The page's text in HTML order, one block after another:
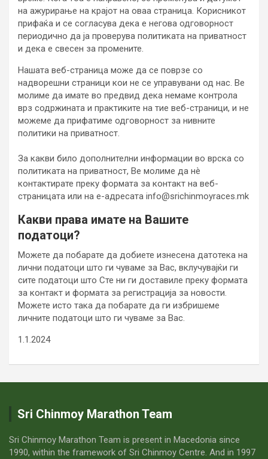
на ажурирање на крајот на оваа страница. Корисникот
прифаќа и се согласува дека е негова одговорност
периодично да ја проверува политиката на приватност
и дека е свесен за промените.
Нашата веб-страница може да се поврзе со
надворешни страници кои не се управувани од нас. Ве
молиме да имате во предвид дека немаме контрола
врз содржината и практиките на тие веб-страници, и не
можеме да прифатиме одговорност за нивните
политики на приватност.
За какви било дополнителни информации во врска со
политиката на приватност, Ве молиме да нè
контактирате преку формата за контакт на веб-
страницата или на е-адресата info@srichinmoyraces.mk
Какви права имате на Вашите
податоци?
Можете да побарате да добиете изнесена датотека на
лични податоци што ги чуваме за Вас, вклучувајќи ги
сите податоци што Сте ни ги доставиле преку формата
за контакт и формата за регистрација за новости.
Можете исто така да побарате да ги избришеме
личните податоци што ги чуваме за Вас.
1.1.2024
Sri Chinmoy Marathon Team
Sri Chinmoy Marathon Team is present in Macedonia since
1990, within the framework of Sri Chinmoy Centre. And in 1997